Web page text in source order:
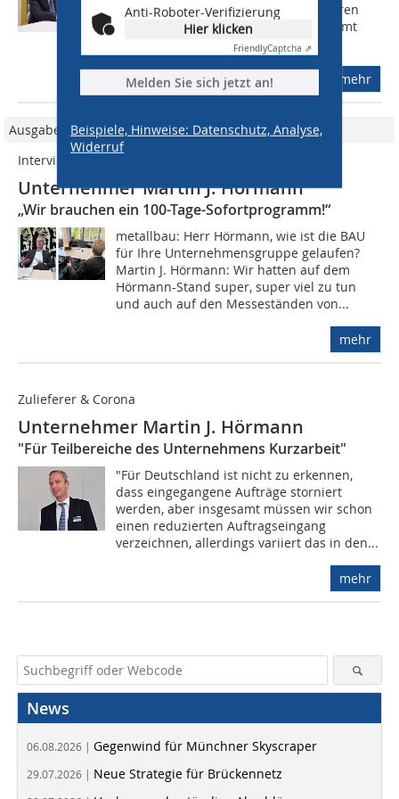
Anti-Roboter-Verifizierung
Hier klicken
FriendlyCaptcha ⇗
Melden Sie sich jetzt an!
Beispiele, Hinweise: Datenschutz, Analyse,
Widerruf
wie läuft es mit dem Kerngeschäft Türen
und Tore? Martin J. Hörmann: Insgesamt
sind wir mit dem letzten Jahr...
mehr
Ausgabe 03/2025
Interview
Unternehmer Martin J. Hörmann
„Wir brauchen ein 100-Tage-Sofortprogramm!“
metallbau: Herr Hörmann, wie ist die BAU
für Ihre Unternehmensgruppe gelaufen?
Martin J. Hörmann: Wir hatten auf dem
Hörmann-Stand super, super viel zu tun
und auch auf den Messeständen von...
mehr
Zulieferer & Corona
Unternehmer Martin J. Hörmann
"Für Teilbereiche des Unternehmens Kurzarbeit"
"Für Deutschland ist nicht zu erkennen,
dass eingegangene Aufträge storniert
werden, aber insgesamt müssen wir schon
einen reduzierten Auftragseingang
verzeichnen, allerdings variiert das in den...
mehr
News
06.08.2026 | Gegenwind für Münchner Skyscraper
29.07.2026 | Neue Strategie für Brückennetz